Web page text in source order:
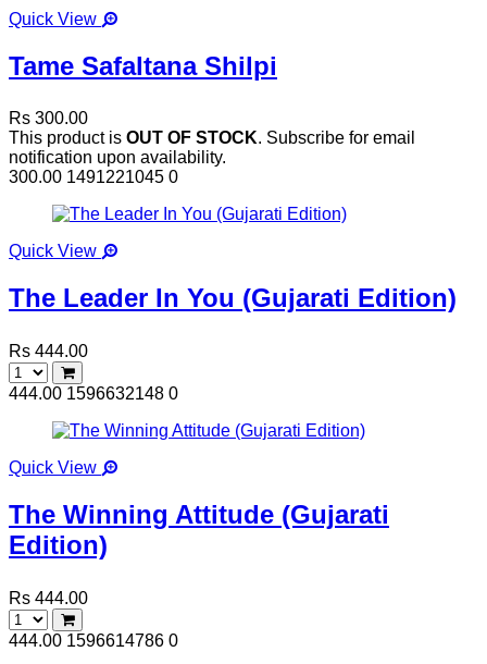
Quick View
Tame Safaltana Shilpi
Rs 300.00
This product is OUT OF STOCK. Subscribe for email
notification upon availability.
300.00 1491221045 0
Quick View
The Leader In You (Gujarati Edition)
Rs 444.00
444.00 1596632148 0
Quick View
The Winning Attitude (Gujarati
Edition)
Rs 444.00
444.00 1596614786 0